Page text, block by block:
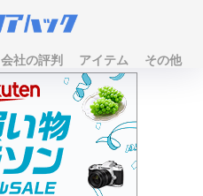
会社の評判 アイテム その他